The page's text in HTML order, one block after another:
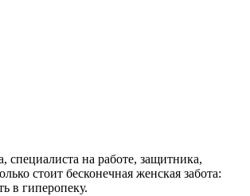
на работе, защитника,
стоит бесконечная женская забота:
в гиперопеку.